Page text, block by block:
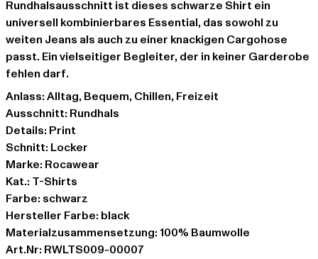
Rundhalsausschnitt ist dieses schwarze Shirt ein
universell kombinierbares Essential, das sowohl zu
weiten Jeans als auch zu einer knackigen Cargohose
passt. Ein vielseitiger Begleiter, der in keiner Garderobe
fehlen darf.
Anlass: Alltag, Bequem, Chillen, Freizeit
Ausschnitt: Rundhals
Details: Print
Schnitt: Locker
Marke: Rocawear
Kat.: T-Shirts
Farbe: schwarz
Hersteller Farbe: black
Materialzusammensetzung: 100% Baumwolle
Art.Nr: RWLTS009-00007